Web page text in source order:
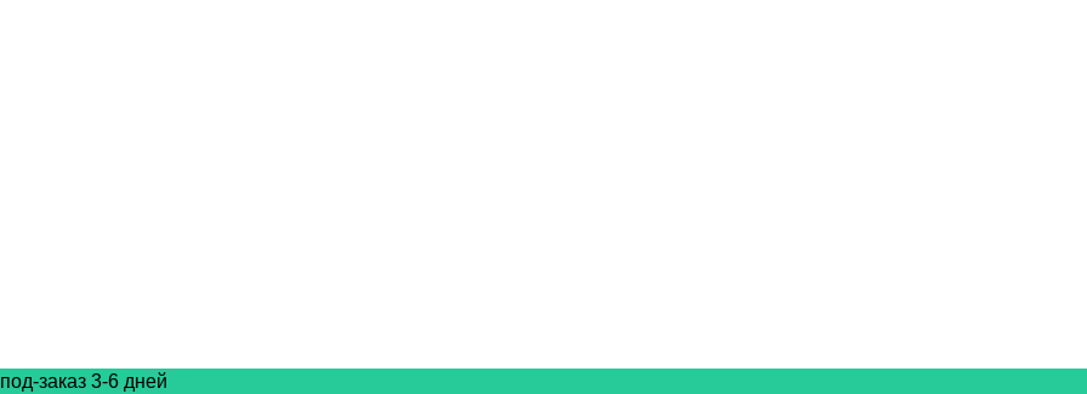
под-заказ 3-6 дней